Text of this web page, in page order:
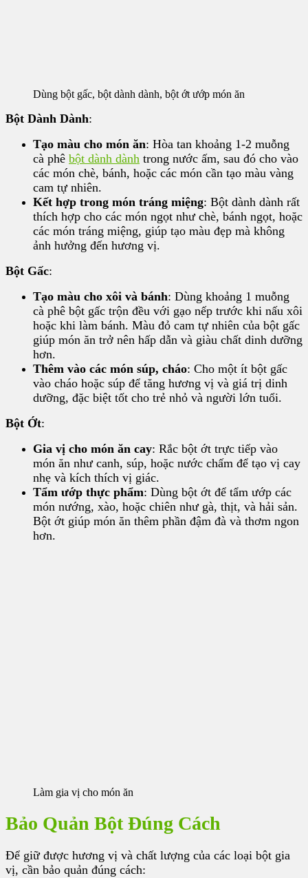
Dùng bột gấc, bột dành dành, bột ớt ướp món ăn
Bột Dành Dành:
Tạo màu cho món ăn: Hòa tan khoảng 1-2 muỗng
cà phê bột dành dành trong nước ấm, sau đó cho vào
các món chè, bánh, hoặc các món cần tạo màu vàng
cam tự nhiên.
Kết hợp trong món tráng miệng: Bột dành dành rất
thích hợp cho các món ngọt như chè, bánh ngọt, hoặc
các món tráng miệng, giúp tạo màu đẹp mà không
ảnh hưởng đến hương vị.
Bột Gấc:
Tạo màu cho xôi và bánh: Dùng khoảng 1 muỗng
cà phê bột gấc trộn đều với gạo nếp trước khi nấu xôi
hoặc khi làm bánh. Màu đỏ cam tự nhiên của bột gấc
giúp món ăn trở nên hấp dẫn và giàu chất dinh dưỡng
hơn.
Thêm vào các món súp, cháo: Cho một ít bột gấc
vào cháo hoặc súp để tăng hương vị và giá trị dinh
dưỡng, đặc biệt tốt cho trẻ nhỏ và người lớn tuổi.
Bột Ớt:
Gia vị cho món ăn cay: Rắc bột ớt trực tiếp vào
món ăn như canh, súp, hoặc nước chấm để tạo vị cay
nhẹ và kích thích vị giác.
Tẩm ướp thực phẩm: Dùng bột ớt để tẩm ướp các
món nướng, xào, hoặc chiên như gà, thịt, và hải sản.
Bột ớt giúp món ăn thêm phần đậm đà và thơm ngon
hơn.
Làm gia vị cho món ăn
Bảo Quản Bột Đúng Cách
Để giữ được hương vị và chất lượng của các loại bột gia
vị, cần bảo quản đúng cách: